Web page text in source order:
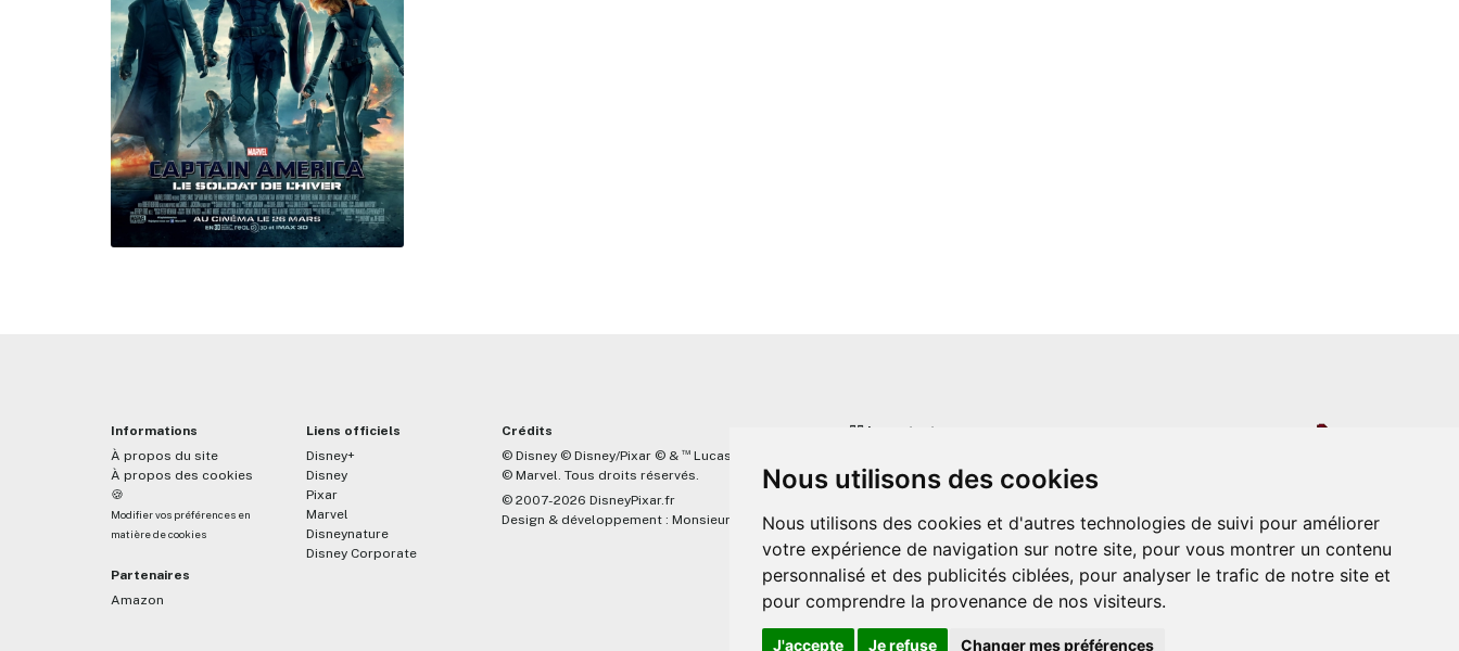
Nous utilisons des cookies
Nous utilisons des cookies et d'autres technologies de suivi pour améliorer
votre expérience de navigation sur notre site, pour vous montrer un contenu
personnalisé et des publicités ciblées, pour analyser le trafic de notre site et
pour comprendre la provenance de nos visiteurs.
J'accepte Je refuse Changer mes préférences
Informations
À propos du site
À propos des cookies
🍪
Modifier vos préférences en
matière de cookies
Partenaires
Amazon
Liens officiels
Disney+
Disney
Pixar
Marvel
Disneynature
Disney Corporate
Crédits
© Disney © Disney/Pixar © & ™ Lucasfilm LTD
© Marvel. Tous droits réservés.
© 2007-2026 DisneyPixar.fr
Design & développement : MonsieurPaul
☝🏼 Important
lié de quelque manière que ce soit avec The Walt Disney
Company, Pixar, Disney Enterprises, Inc ou leurs dérivés ou
associés. Toute demande adressée aux studios Disney ou
Pixar sera ignorée. Merci de votre compréhension.